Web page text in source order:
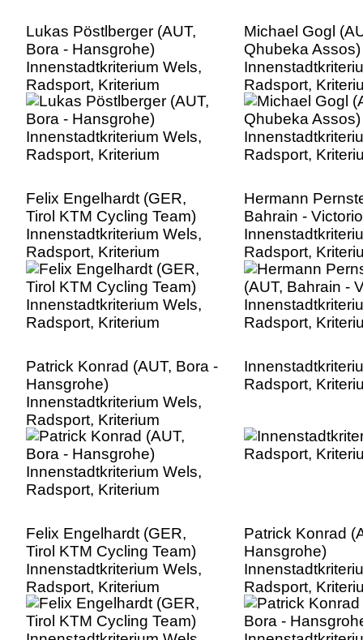
Lukas Pöstlberger (AUT,
Bora - Hansgrohe)
Innenstadtkriterium Wels,
Radsport, Kriterium
Michael Gogl
Qhubeka Assos)
Radsport,
Felix Engelhardt (GER,
Tirol KTM Cycling Team)
Innenstadtkriterium Wels,
Radsport, Kriterium
Hermann
Bahrain -
Radsport,
Patrick Konrad (AUT, Bora -
Hansgrohe)
Innenstadtkriterium Wels,
Radsport, Kriterium
Radsport,
Felix Engelhardt (GER,
Tirol KTM Cycling Team)
Innenstadtkriterium Wels,
Radsport, Kriterium
Patrick Konrad
Hansgrohe)
Radsport,